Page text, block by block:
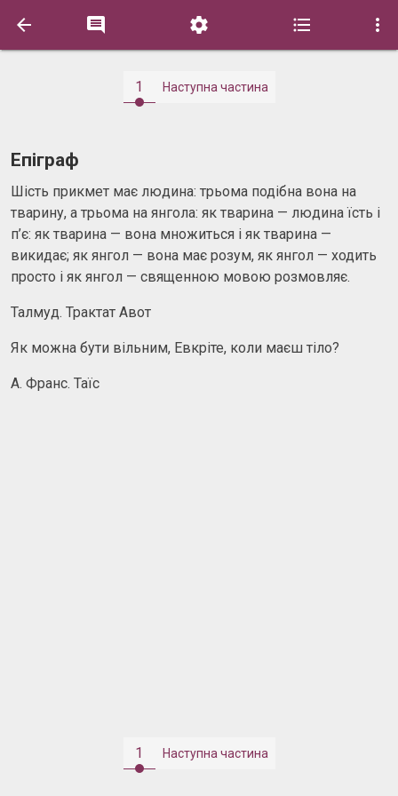
    
1 Наступна частина
Епіграф
Шість прикмет має людина: трьома подібна вона на
тварину, а трьома на янгола: як тварина — людина їсть і
п’є: як тварина — вона множиться і як тварина —
викидає; як янгол — вона має розум, як янгол — ходить
просто і як янгол — священною мовою розмовляє.
Талмуд. Трактат Авот
Як можна бути вільним, Евкріте, коли маєш тіло?
А. Франс. Таїс
1 Наступна частина